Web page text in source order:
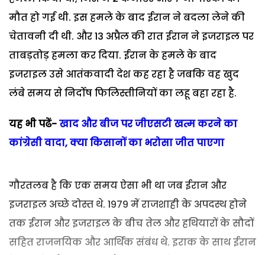
मौत हो गई थी. इस हमले के बाद ईरान ने बदला लेने की
चेतावनी दी थी. और 13 अप्रैल की रात ईरान ने इजराइल पर
ताबड़तोड़ हमला कर दिया. ईरान के हमले के बाद
इजराइल उसे आतंकवादी देश कह रहा है जबकि वह खुद
लंबे समय से निर्दोष फिलिस्तीनियों का लहू बहा रहा है.
यह भी पढें-खाद और बीज पर जीएसटी खत्म करने का
कांग्रेसी वादा, क्या किसानों का भरोसा जीत पाएगा
गौरतलब है कि एक समय ऐसा भी था जब ईरान और
इजराइल अच्छे दोस्त थे. 1979 में राजशाही के अपदस्थ होने
तक ईरान और इजराइल के बीच तेल और हथियारों के सौदों
सहित राजनयिक और आर्थिक संबंध थे. इराक के साथ ईरान